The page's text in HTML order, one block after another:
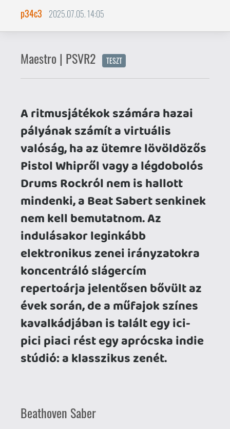
nem kell bemutatnom. Az
indulásakor leginkább
koncentráló slágercím
repertoárja jelentősen bővült az
pici piaci rést egy aprócska indie
stúdió: a klasszikus zenét.
Beathoven Saber
Ezt nem láttam jönni!- mondaná az
alkotására, hisz elég őrültnek kell lenni
két ennyire niche műfaj - a VR és a
komolyzene - összeboronálásához. Nem
is akárhogyan képzelték el ezt a
házasságot, a Maestroban egy egész
szimfonikus zenekart fogunk vezényelni,
ugyanis a karmester szerepét osztották
ránk a fejlesztők. Igen, jól értetted: nem
fénykardokkal fogunk laza és menő
mozdulatokkal felénk száguldozó
objektumokat vagdosni, hanem egy
pálcával kell hadonásznunk! Ennél a
belül volt utoljára említésre méltó